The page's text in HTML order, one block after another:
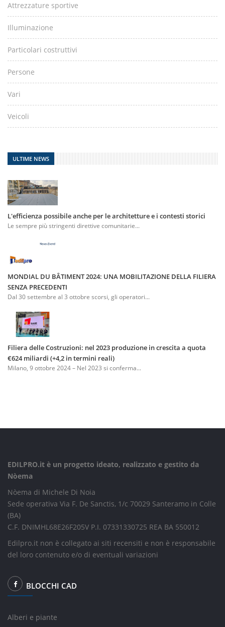
Attrezzature sportive
Illuminazione
Particolari costruttivi
Persone
Vari
Veicoli
ULTIME NEWS
L'efficienza possibile anche per le architetture e i contesti storici
Le sempre più stringenti direttive comunitarie...
MONDIAL DU BÂTIMENT 2024: UNA MOBILITAZIONE DELLA FILIERA
SENZA PRECEDENTI
Dal 30 settembre al 3 ottobre scorsi, gli operatori...
Filiera delle Costruzioni: nel 2023 produzione in crescita a quota
€624 miliardi (+4,2 in termini reali)
Milano, 9 ottobre 2024 – Nel 2023 si conferma...
EDILPRO.it è un progetto ideato, realizzato e gestito da
Nòema
Nòema di Michele Di Noia
Sede operativa Via F. De Sanctis, 1/c 70029 Santeramo in Colle
(BA)
C.F. DNIMHL68E26F205V P.I. 07331330725 REA BA 550012
Edilpro.it non è collegato ai siti recensiti e non è responsabile
del loro contenuto e/o di eventuali variazioni
BLOCCHI CAD
Alberi e piante